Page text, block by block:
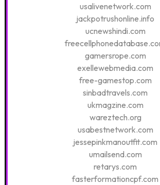
usalivenetwork.com
jackpotrushonline.info
ucnewshindi.com
gamersrope.com
exellewebmedia.com
free-gamestop.com
sinbadtravels.com
ukmagzine.com
wareztech.org
usabestnetwork.com
jessepinkmanoutfit.com
umailsend.com
retarys.com
fasterformationcpf.com